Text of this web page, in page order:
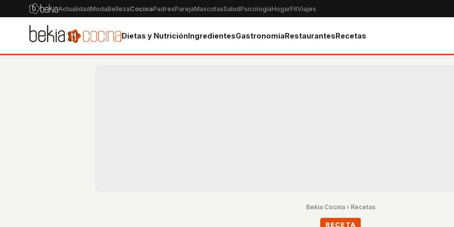
ActualidadModaBellezaCocinaPadresParejaMascotasSaludPsicologíaHogarFitViajes
Dietas y NutriciónIngredientesGastronomíaRestaurantesRecetas
Bekia Cocina› Recetas
RECETA